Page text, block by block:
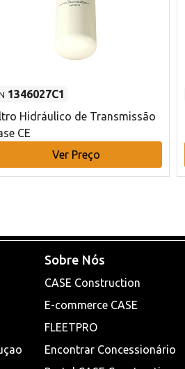
1346027C1
Hidráulico de Transmissão
CE
Ver Preço
Sobre Nós
CASE Construction
E-commerce CASE
FLEETPRO
Encontrar Concessionário